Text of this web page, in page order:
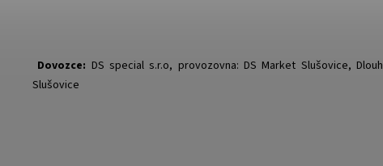
Dovozce: DS special s.r.o, provozovna: DS Market Slušovice,
Slušovice